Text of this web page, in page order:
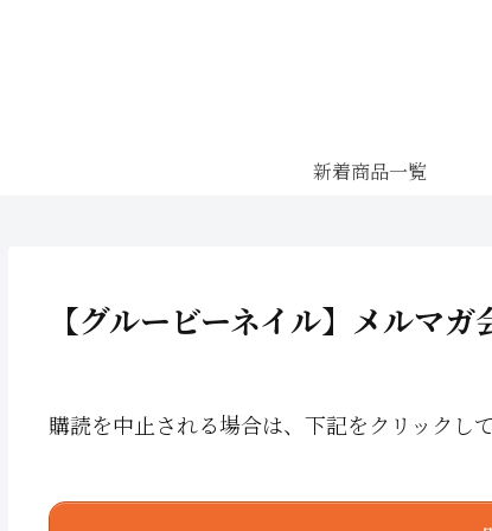
新着商品一覧
【グルービーネイル】メルマガ
購読を中止される場合は、下記をクリックし